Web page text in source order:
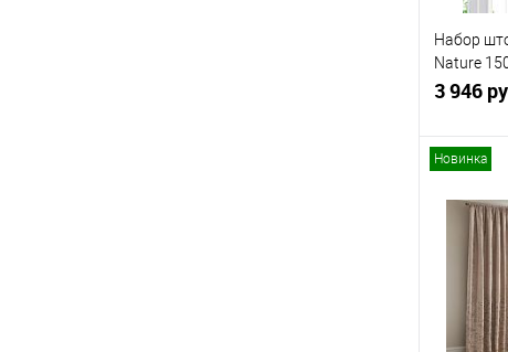
Набор
Nature
04)
3 946
В
Новинка